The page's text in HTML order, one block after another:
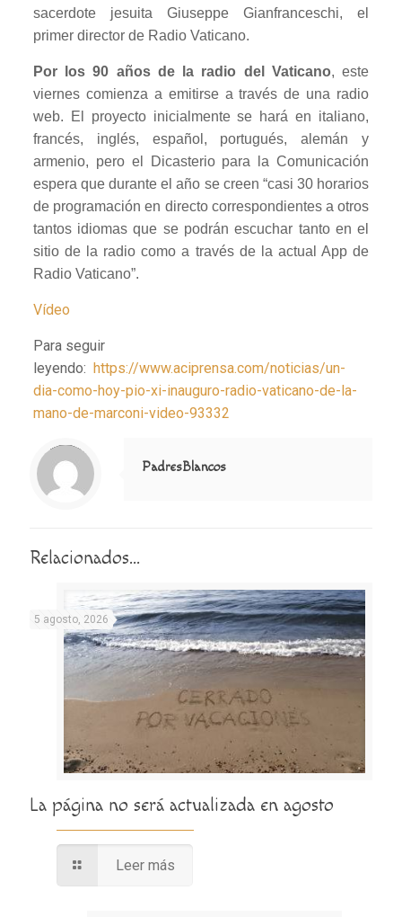
sacerdote jesuita Giuseppe Gianfranceschi, el
primer director de Radio Vaticano.
Por los 90 años de la radio del Vaticano, este
viernes comienza a emitirse a través de una radio
web. El proyecto inicialmente se hará en italiano,
francés, inglés, español, portugués, alemán y
armenio, pero el Dicasterio para la Comunicación
espera que durante el año se creen “casi 30 horarios
de programación en directo correspondientes a otros
tantos idiomas que se podrán escuchar tanto en el
sitio de la radio como a través de la actual App de
Radio Vaticano”.
Vídeo
Para seguir
leyendo: https://www.aciprensa.com/noticias/un-
dia-como-hoy-pio-xi-inauguro-radio-vaticano-de-la-
mano-de-marconi-video-93332
Notice
: Trying to access array offset on value of type null in
/home/misioner/public_html/padresblancos/themes/betheme/includes/content-single.php
on line
286
PadresBlancos
Relacionados...
5 agosto, 2026
La página no será actualizada en agosto
Leer más